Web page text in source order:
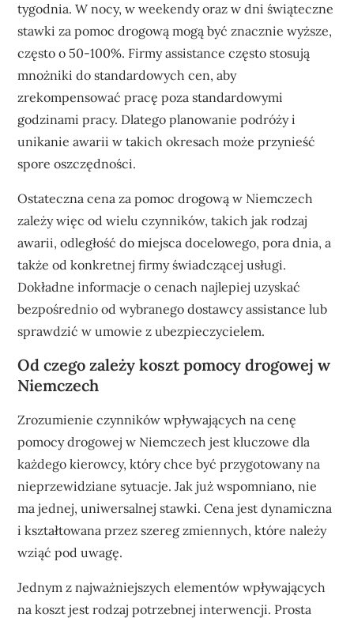
tygodnia. W nocy, w weekendy oraz w dni świąteczne
stawki za pomoc drogową mogą być znacznie wyższe,
często o 50-100%. Firmy assistance często stosują
mnożniki do standardowych cen, aby
zrekompensować pracę poza standardowymi
godzinami pracy. Dlatego planowanie podróży i
unikanie awarii w takich okresach może przynieść
spore oszczędności.
Ostateczna cena za pomoc drogową w Niemczech
zależy więc od wielu czynników, takich jak rodzaj
awarii, odległość do miejsca docelowego, pora dnia, a
także od konkretnej firmy świadczącej usługi.
Dokładne informacje o cenach najlepiej uzyskać
bezpośrednio od wybranego dostawcy assistance lub
sprawdzić w umowie z ubezpieczycielem.
Od czego zależy koszt pomocy drogowej w
Niemczech
Zrozumienie czynników wpływających na cenę
pomocy drogowej w Niemczech jest kluczowe dla
każdego kierowcy, który chce być przygotowany na
nieprzewidziane sytuacje. Jak już wspomniano, nie
ma jednej, uniwersalnej stawki. Cena jest dynamiczna
i kształtowana przez szereg zmiennych, które należy
wziąć pod uwagę.
Jednym z najważniejszych elementów wpływających
na koszt jest rodzaj potrzebnej interwencji. Prosta